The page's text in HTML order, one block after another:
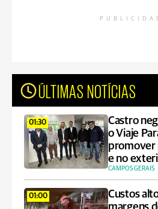
ÚLTIMAS NOTÍCIAS
01:30
Castro
o Viaje
promover
e no
CAMPOS GERAIS
01:00
Custos